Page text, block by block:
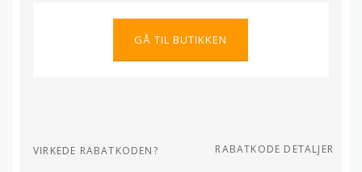
GÅ TIL BUTIKKEN
VIRKEDE RABATKODEN? RABATKODE DETALJER